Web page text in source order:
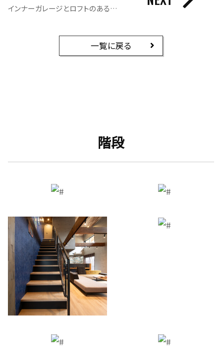
インナーガレージとロフトのある平屋｜照明
一覧に戻る
階段